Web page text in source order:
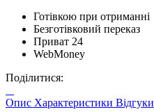
Готівкою при отриманні
Безготівковий переказ
Приват 24
WebMoney
Поділитися:
Опис Характеристики Відгуки